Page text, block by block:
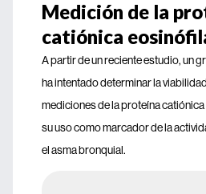
Medición de la
catiónica
A partir de un reciente estudio, un
ha intentado determinar la
mediciones de la proteína
su uso como marcador de la
el asma bronquial.